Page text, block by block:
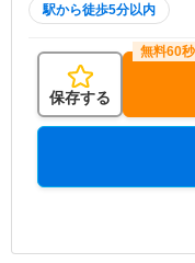
駅から徒歩5分以内
保存する